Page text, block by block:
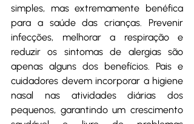
simples, mas extremamente benéfica
para a saúde das crianças. Prevenir
infecções, melhorar a respiração e
reduzir os sintomas de alergias são
apenas alguns dos benefícios. Pais e
cuidadores devem incorporar a higiene
nasal nas atividades diárias dos
pequenos, garantindo um crescimento